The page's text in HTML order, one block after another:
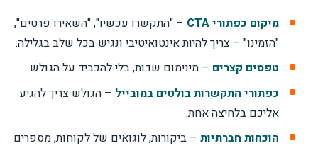
מיקום כפתורי CTA
– "התקשרו עכשיו", "השאירו פרטים",
"הזמינו" – צריך להיות אינטואיטיבי ונגיש בכל שלב בגלילה.
טפסים קצרים – מינימום שדות, בלי להכביד על הגולש.
כפתורי התקשרות בולטים במובייל – הגולש צריך להגיע
אליכם בלחיצה אחת.
הוכחות חברתיות– ביקורות, לוגואים של לקוחות, מספרים